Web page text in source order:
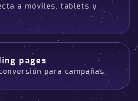
a móviles, tablets y
pages
para campañas